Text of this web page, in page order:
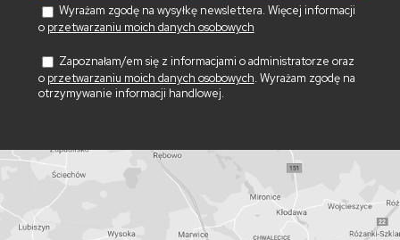
Wyrażam zgodę na wysyłkę newslettera. Więcej informacji
o przetwarzaniu moich danych osobowych
Zapoznałam/em się z informacjami o administratorze oraz
o przetwarzaniu moich danych osobowych. Wyrażam zgodę na
otrzymywanie informacji handlowej.